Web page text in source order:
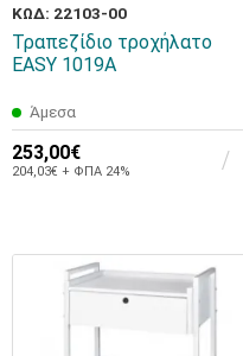
ΚΩΔ: 22103-00
Τραπεζίδιο τροχήλατο
EASY 1019A
Άμεσα
253,00€
204,03€ + ΦΠΑ 24%